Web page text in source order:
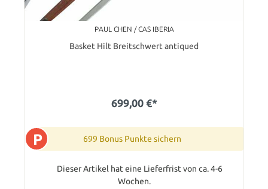
PAUL CHEN / CAS IBERIA
Basket Hilt Breitschwert antiqued
699,00 €*
P 699 Bonus Punkte sichern
Dieser Artikel hat eine Lieferfrist von ca. 4-6
Wochen.